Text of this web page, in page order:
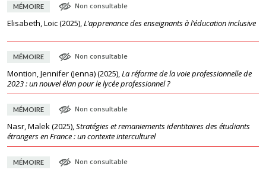
MÉMOIRE Non consultable
Elisabeth, Loic(2025),L’apprenance des enseignants à l’éducation inclusive
MÉMOIRE Non consultable
Montion, Jennifer (Jenna)(2025),La réforme de la voie professionnelle de
2023 : un nouvel élan pour le lycée professionnel ?
MÉMOIRE Non consultable
Nasr, Malek(2025),Stratégies et remaniements identitaires des étudiants
étrangers en France : un contexte interculturel
MÉMOIRE Non consultable